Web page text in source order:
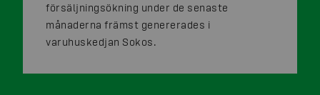
försäljningsökning under de senaste
månaderna främst genererades i
varuhuskedjan Sokos.